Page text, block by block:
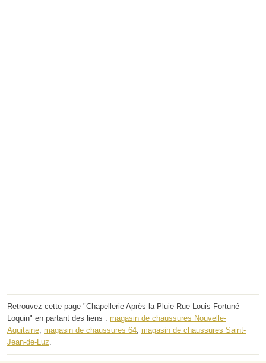
Retrouvez cette page "Chapellerie Après la Pluie Rue Louis-Fortuné
Loquin" en partant des liens : magasin de chaussures Nouvelle-
Aquitaine, magasin de chaussures 64, magasin de chaussures Saint-
Jean-de-Luz.